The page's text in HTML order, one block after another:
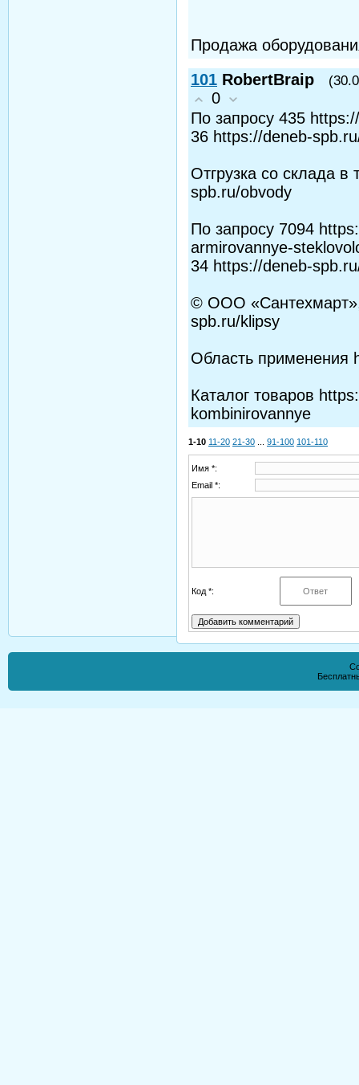
Продажа
101 RobertBraip
0
По запросу 435
36 https://deneb-
Отгрузка со склада
spb.ru/obvody
По запросу 7094
armirovannye-
34 https://deneb-
© ООО
spb.ru/klipsy
Область применения
Каталог товаров
kombinirovannye
1-10 11-20 21-30 91-100 101-110
Имя *:
Email *:
Код *: